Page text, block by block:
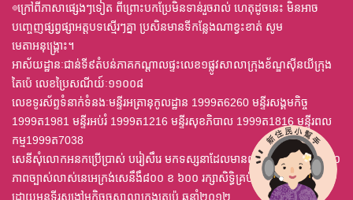
◎ក្រៅពីភាសាផ្សេងៗទៀត ពីព្រោះបកប្រែមិនទាន់រួចរាល់ ហេតុដូចនេះ មិនអាច
បញ្ចេញផ្សព្វផ្សាអត្តបទស្មើរៗគ្នា ប្រសិនមានទីកន្លែងណាខ្វះខាត់ សូម
មេតាអនុង្គ្រោះ។
អាស័យដ្ឋានៈជាន់ទី៩តំបន់ភាគកណ្តាលផ្ទះលេខ១ផ្លូវសាលាក្រុងខ័ណ្ឌស៊ីនយីក្រុង
តៃប៉េ លេខប្រៃសណីយ៍ៈ១១០០៨
លេខទូរស័ព្ទទំនាក់ទំនងៈមន្ទីរអត្រានុកូលដ្ឋាន 1999ត6260 មន្ទីរសង្គមកិច្ច
1999ត1981 មន្ទីរអប់រំ 1999ត1216 មន្ទីរសុខភិបាល 1999ត1816 មន្ទីរពល
កម្ម1999ត7038
សេនីសុំលោកអនកប្រើប្រាស់ បរៀសឹរេ មកទស្សនាដែលមានពុម្ព ឈុតឦលើស ៤,០
ភាពច្បាស់លាស់នេអេក្រង់សេនឹងឹ៨០០ ខ ៦០០ រក្សាសិទ្ធិគ្រប់យ៉ាង
ដោយមនទីរសងៅមកិចចសាលាក្រុងតេប៉េ ឆនាំ២០១២